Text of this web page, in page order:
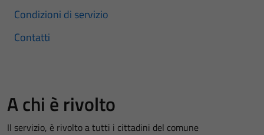
Condizioni di servizio
Contatti
A chi è rivolto
Il servizio, è rivolto a tutti i cittadini del comune